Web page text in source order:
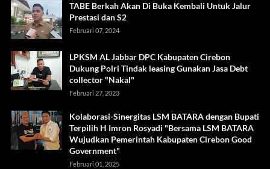
TABE Berkah Akan Di Buka Kembali Untuk Jalur
Prestasi dan S2
Februari 07, 2024
LPKSM AL Jabbar DPC Kabupaten Cirebon
Dukung Polri Tindak leasing Gunakan Jasa Debt
collector "Nakal"
Februari 27, 2023
Kolaborasi-Sinergitas LSM BATARA dengan Bupati
Terpilih H Imron Rosyadi "Bersama LSM BATARA
Wujudkan Pemerintah Kabupaten Cirebon Good
Government"
Februari 01, 2025